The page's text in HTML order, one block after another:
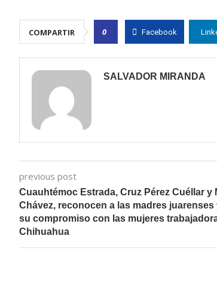
COMPARTIR 0 Facebook
SALVADOR MIRANDA
previous post
Cuauhtémoc Estrada, Cruz Pérez Cuéllar y
Chávez, reconocen a las madres juarenses
su compromiso con las mujeres
Chihuahua